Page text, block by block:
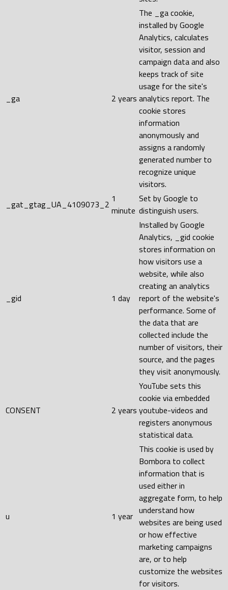
_ga 2 years
The _ga cookie,
installed by Google
Analytics, calculates
visitor, session and
campaign data and also
keeps track of site
usage for the site's
analytics report. The
cookie stores
information
anonymously and
assigns a randomly
generated number to
recognize unique
visitors.
_gat_gtag_UA_4109073_2 1
minute
Set by Google to
distinguish users.
_gid 1 day
Installed by Google
Analytics, _gid cookie
stores information on
how visitors use a
website, while also
creating an analytics
report of the website's
performance. Some of
the data that are
collected include the
number of visitors, their
source, and the pages
they visit anonymously.
CONSENT 2 years
YouTube sets this
cookie via embedded
youtube-videos and
registers anonymous
statistical data.
u 1 year
This cookie is used by
Bombora to collect
information that is
used either in
aggregate form, to help
understand how
websites are being used
or how effective
marketing campaigns
are, or to help
customize the websites
for visitors.